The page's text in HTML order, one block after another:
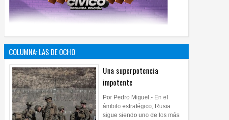
COLUMNA: LAS DE OCHO
Una superpotencia
impotente
Por Pedro Miguel.- En el
ámbito estratégico, Rusia
sigue siendo uno de los más